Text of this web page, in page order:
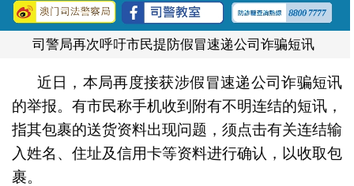
司警局再次呼吁市民提防假冒速递公司诈骗短讯
近日，本局再度接获涉假冒速递公司诈骗短讯
的举报。有市民称手机收到附有不明连结的短讯，
指其包裹的送货资料出现问题，须点击有关连结输
入姓名、住址及信用卡等资料进行确认，以收取包
裹。